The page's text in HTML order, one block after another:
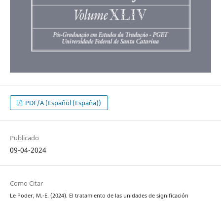
PDF/A (Español (España))
Publicado
09-04-2024
Como Citar
Le Poder, M.-E. (2024). El tratamiento de las unidades de significación